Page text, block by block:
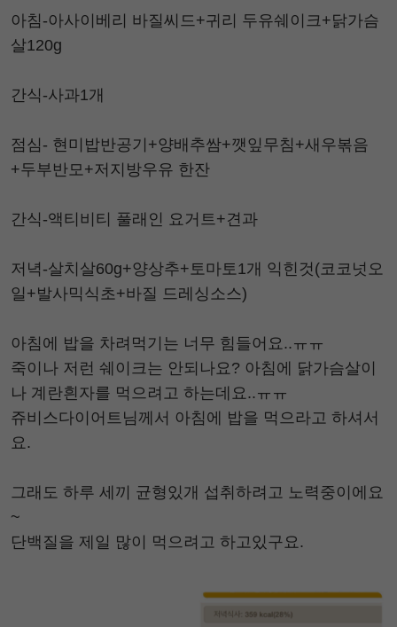
아침-아사이베리 바질씨드+귀리 두유쉐이크+닭가슴
살120g
간식-사과1개
점심- 현미밥반공기+양배추쌈+깻잎무침+새우볶음
+두부반모+저지방우유 한잔
간식-액티비티 풀래인 요거트+견과
저녁-살치살60g+양상추+토마토1개 익힌것(코코넛오
일+발사믹식초+바질 드레싱소스)
아침에 밥을 차려먹기는 너무 힘들어요..ㅠㅠ
죽이나 저런 쉐이크는 안되나요? 아침에 닭가슴살이
나 계란흰자를 먹으려고 하는데요..ㅠㅠ
쥬비스다이어트님께서 아침에 밥을 먹으라고 하셔서
요.
그래도 하루 세끼 균형있개 섭취하려고 노력중이에요
~
단백질을 제일 많이 먹으려고 하고있구요.